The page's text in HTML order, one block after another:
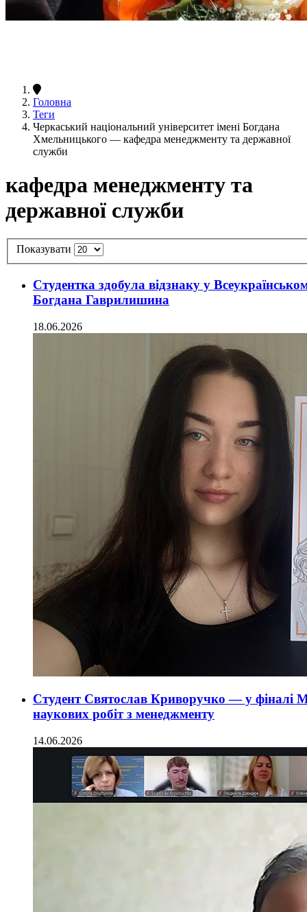
Головна
Теги
Черкаський національний університет імені Богдана
Хмельницького — кафедра менеджменту та державної
служби
кафедра менеджменту та
державної служби
Показувати
Студентка здобула відзнаку у
Богдана Гаврилишина
18.06.2026
Студент Святослав Криворучко — у фіналі
наукових робіт з менеджменту
14.06.2026